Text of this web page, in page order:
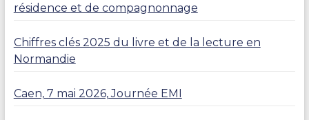
résidence et de compagnonnage
Chiffres clés 2025 du livre et de la lecture en
Normandie
Caen, 7 mai 2026, Journée EMI